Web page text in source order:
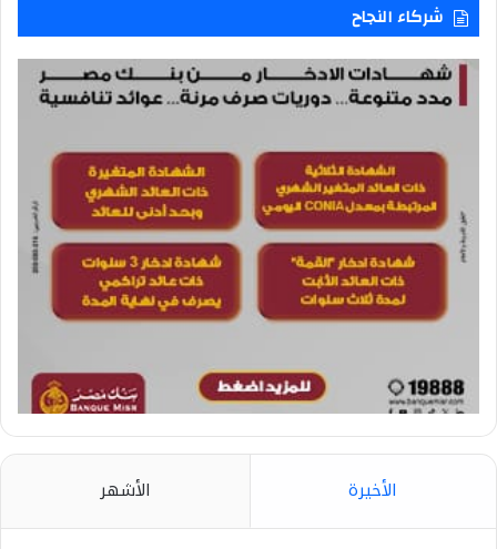
شركاء النجاح
الأخيرة الأشهر